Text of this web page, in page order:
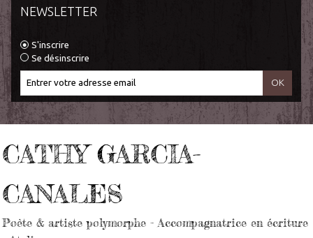
NEWSLETTER
S'inscrire
Se désinscrire
CATHY GARCIA-
CANALES
Poète & artiste polymorphe - Accompagnatrice en écriture